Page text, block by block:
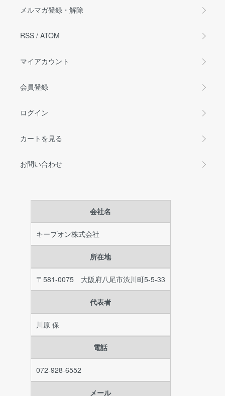
メルマガ登録・解除
RSS / ATOM
マイアカウント
会員登録
ログイン
カートを見る
お問い合わせ
会社名
キープオン株式会社
所在地
〒581-0075 大阪府八尾市渋川町5-5-33
代表者
川原 保
電話
072-928-6552
メール